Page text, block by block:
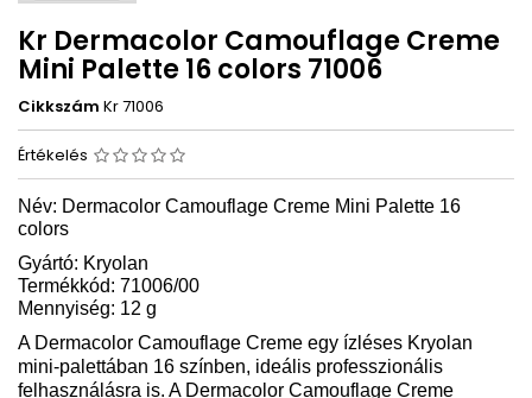
Kr Dermacolor Camouflage Creme
Mini Palette 16 colors 71006
Cikkszám Kr 71006
Értékelés
Név: Dermacolor Camouflage Creme Mini Palette 16
colors
Gyártó: Kryolan
Termékkód: 71006/00
Mennyiség: 12 g
A Dermacolor Camouflage Creme egy ízléses Kryolan
mini-palettában 16 színben, ideális professzionális
felhasználásra is. A Dermacolor Camouflage Creme